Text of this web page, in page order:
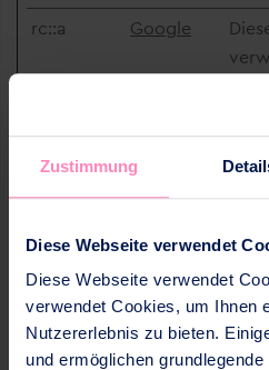
Zustimmung
Diese Webseite verwendet
Diese Webseite verwendet
verwendet Cookies, um Ihnen
Nutzererlebnis zu bieten.
und ermöglichen
rc::a Google
ist
rc::c Google